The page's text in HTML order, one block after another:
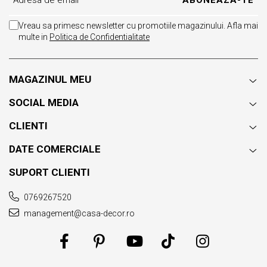
Vreau sa primesc newsletter cu promotiile magazinului. Afla mai
multe in Politica de Confidentialitate
MAGAZINUL MEU
SOCIAL MEDIA
CLIENTI
DATE COMERCIALE
SUPORT CLIENTI
0769267520
management@casa-decor.ro